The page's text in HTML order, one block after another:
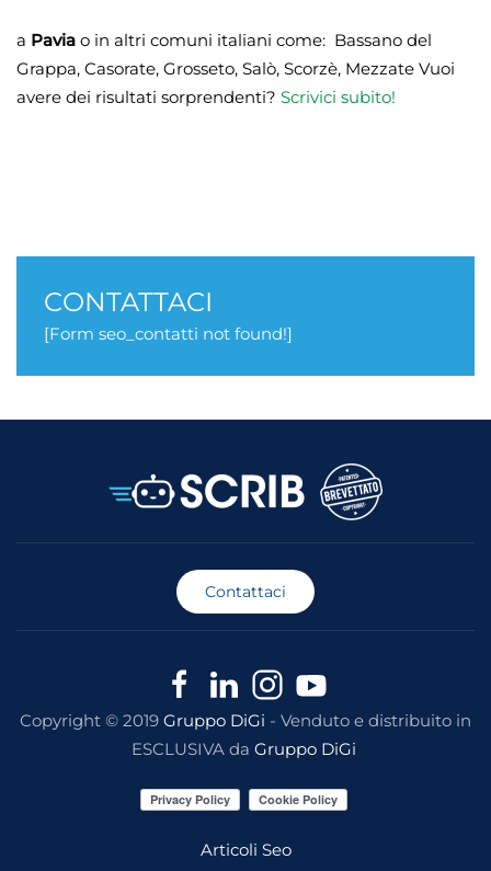
a Pavia o in altri comuni italiani come: Bassano del
Grappa, Casorate, Grosseto, Salò, Scorzè, Mezzate Vuoi
avere dei risultati sorprendenti? Scrivici subito!
CONTATTACI
[Form seo_contatti not found!]
Contattaci
Copyright © 2019 Gruppo DiGi - Venduto e distribuito in
ESCLUSIVA da Gruppo DiGi
Articoli Seo